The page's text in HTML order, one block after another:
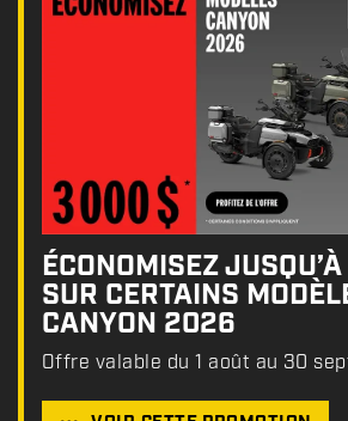
ÉCONOMISEZ
SUR CERTAINS
CANYON 2026
Offre valable du 1 août au 30